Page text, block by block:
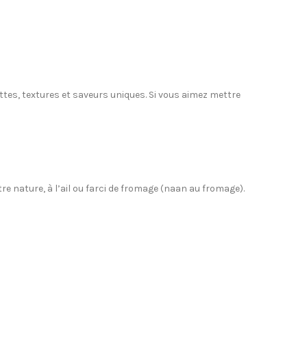
textures et saveurs uniques. Si vous aimez mettre
nature, à l’ail ou farci de fromage (naan au fromage).